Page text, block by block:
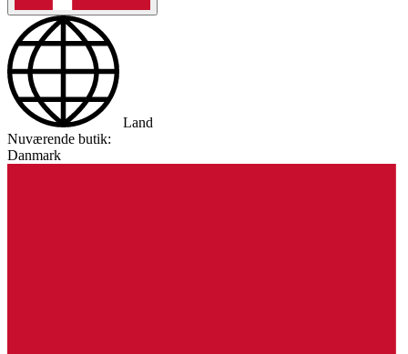
Land
Nuværende butik:
Danmark